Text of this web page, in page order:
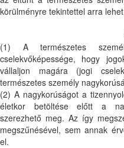
körülményre tekintettel arra
(1) A természetes
cselekvőképessége, hogy
vállaljon magára (jogi
természetes személy
(2) A nagykorúságot a
életkor betöltése előtt a
szerezhető meg. Az így
megszűnésével, sem annak
el.